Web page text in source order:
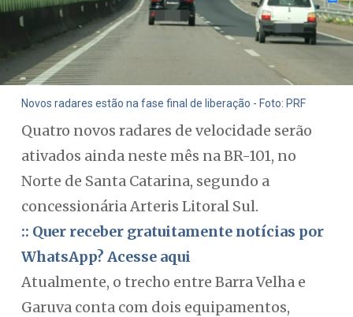
Novos radares estão na fase final de liberação - Foto: PRF
Quatro novos radares de velocidade serão
ativados ainda neste mês na BR-101, no
Norte de Santa Catarina, segundo a
concessionária Arteris Litoral Sul.
:: Quer receber gratuitamente notícias por
WhatsApp? Acesse aqui
Atualmente, o trecho entre Barra Velha e
Garuva conta com dois equipamentos,